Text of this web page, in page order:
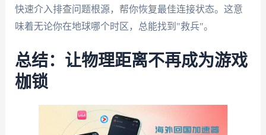
快速介入排查问题根源，帮你恢复最佳连接状态。这意
味着无论你在地球哪个时区，总能找到"救兵"。
总结：让物理距离不再成为游戏
枷锁